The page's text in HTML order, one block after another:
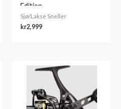
Edition
Sjø/Lakse Sneller
kr2,999